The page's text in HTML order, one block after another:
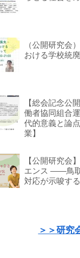
（公開研究会
おける学校統
【総会記念公
働者協同組合
代的意義と論
業】
【公開研究会
エンス ――鳥
対応が示唆する
＞＞研究